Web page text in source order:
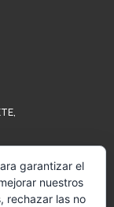
garantizar el
nuestros
rechazar las no